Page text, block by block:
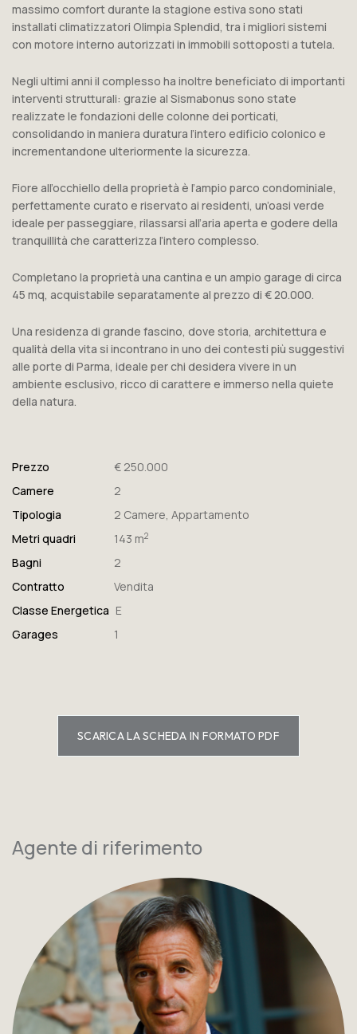
massimo comfort durante la stagione estiva sono stati
installati climatizzatori Olimpia Splendid, tra i migliori sistemi
con motore interno autorizzati in immobili sottoposti a tutela.
Negli ultimi anni il complesso ha inoltre beneficiato di importanti
interventi strutturali: grazie al Sismabonus sono state
realizzate le fondazioni delle colonne dei porticati,
consolidando in maniera duratura l’intero edificio colonico e
incrementandone ulteriormente la sicurezza.
Fiore all’occhiello della proprietà è l’ampio parco condominiale,
perfettamente curato e riservato ai residenti, un’oasi verde
ideale per passeggiare, rilassarsi all’aria aperta e godere della
tranquillità che caratterizza l’intero complesso.
Completano la proprietà una cantina e un ampio garage di circa
45 mq, acquistabile separatamente al prezzo di € 20.000.
Una residenza di grande fascino, dove storia, architettura e
qualità della vita si incontrano in uno dei contesti più suggestivi
alle porte di Parma, ideale per chi desidera vivere in un
ambiente esclusivo, ricco di carattere e immerso nella quiete
della natura.
Prezzo
€ 250.000
Camere
2
Tipologia
2 Camere, Appartamento
Metri quadri
143 m2
Bagni
2
Contratto
Vendita
Classe Energetica E
Garages
1
SCARICA LA SCHEDA IN FORMATO PDF
Agente di riferimento